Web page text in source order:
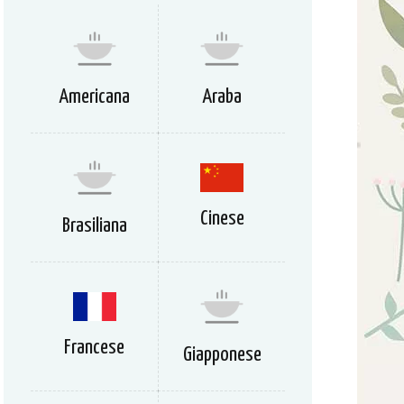
Americana Araba
Brasiliana Cinese
Francese Giapponese